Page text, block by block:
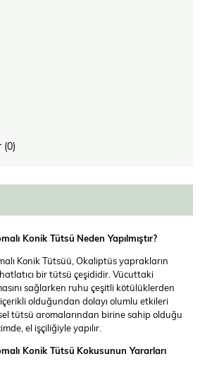
(0)
Konik Tütsü Neden Yapılmıştır?
Konik Tütsüü, Okaliptüs yaprakların
bir tütsü çeşididir. Vücuttaki
sağlarken ruhu çeşitli kötülüklerden
içerikli olduğundan dolayı olumlu etkileri
tütsü aromalarından birine sahip olduğu
el işçiliğiyle yapılır.
Konik Tütsü Kokusunun Yararları